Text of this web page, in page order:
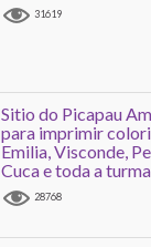
31619
Sitio do Picapau
para imprimir
Emilia, Visconde,
Cuca e toda a turma
28768